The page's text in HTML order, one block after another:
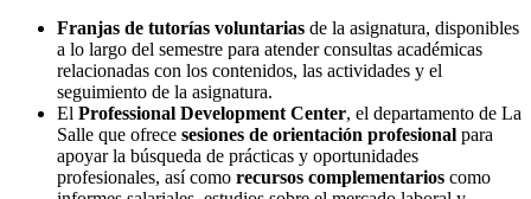
Franjas de tutorías voluntarias de la asignatura, disponibles
a lo largo del semestre para atender consultas académicas
relacionadas con los contenidos, las actividades y el
seguimiento de la asignatura.
El Professional Development Center, el departamento de La
Salle que ofrece sesiones de orientación profesional para
apoyar la búsqueda de prácticas y oportunidades
profesionales, así como recursos complementarios como